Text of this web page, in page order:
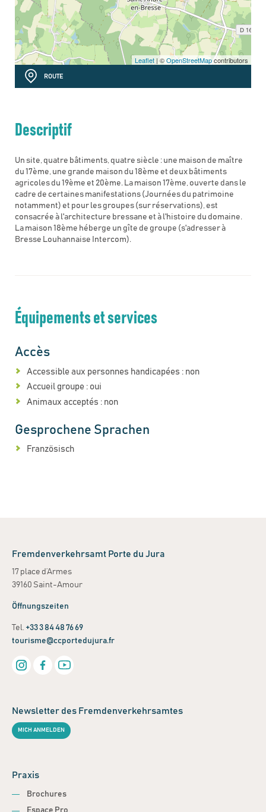
Leaflet | ©OpenStreetMapcontributors
ROUTE
Descriptif
Un site, quatre bâtiments, quatre siècle : une maison de maître
du 17ème, une grande maison du 18ème et deux bâtiments
agricoles du 19ème et 20ème. La maison 17ème, ouverte dans le
cadre de certaines manifestations (Journées du patrimoine
notamment) et pour les groupes (sur réservations), est
consacrée à l'architecture bressane et à l'histoire du domaine.
La maison 18ème héberge un gîte de groupe (s'adresser à
Bresse Louhannaise Intercom).
Équipements et services
Accès
Accessible aux personnes handicapées : non
Accueil groupe : oui
Animaux acceptés : non
Gesprochene Sprachen
Französisch
Fremdenverkehrsamt Porte du Jura
17 place d’Armes
39160 Saint-Amour
Öffnungszeiten
Tel. +33 3 84 48 76 69
tourisme@ccportedujura.fr
Newsletter des Fremdenverkehrsamtes
MICH ANMELDEN
Praxis
Brochures